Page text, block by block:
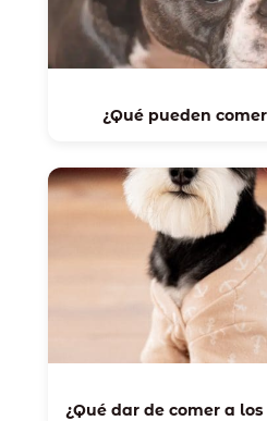
¿Qué pueden
¿Qué dar de comer a